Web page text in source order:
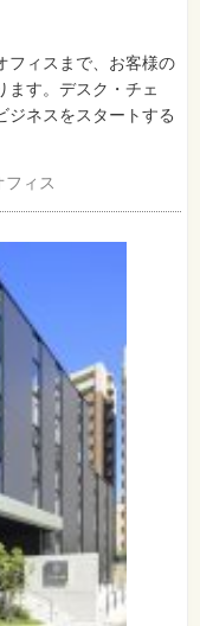
フィスまで、お客様の
ます。デスク・チェ
ジネスをスタートする
フィス